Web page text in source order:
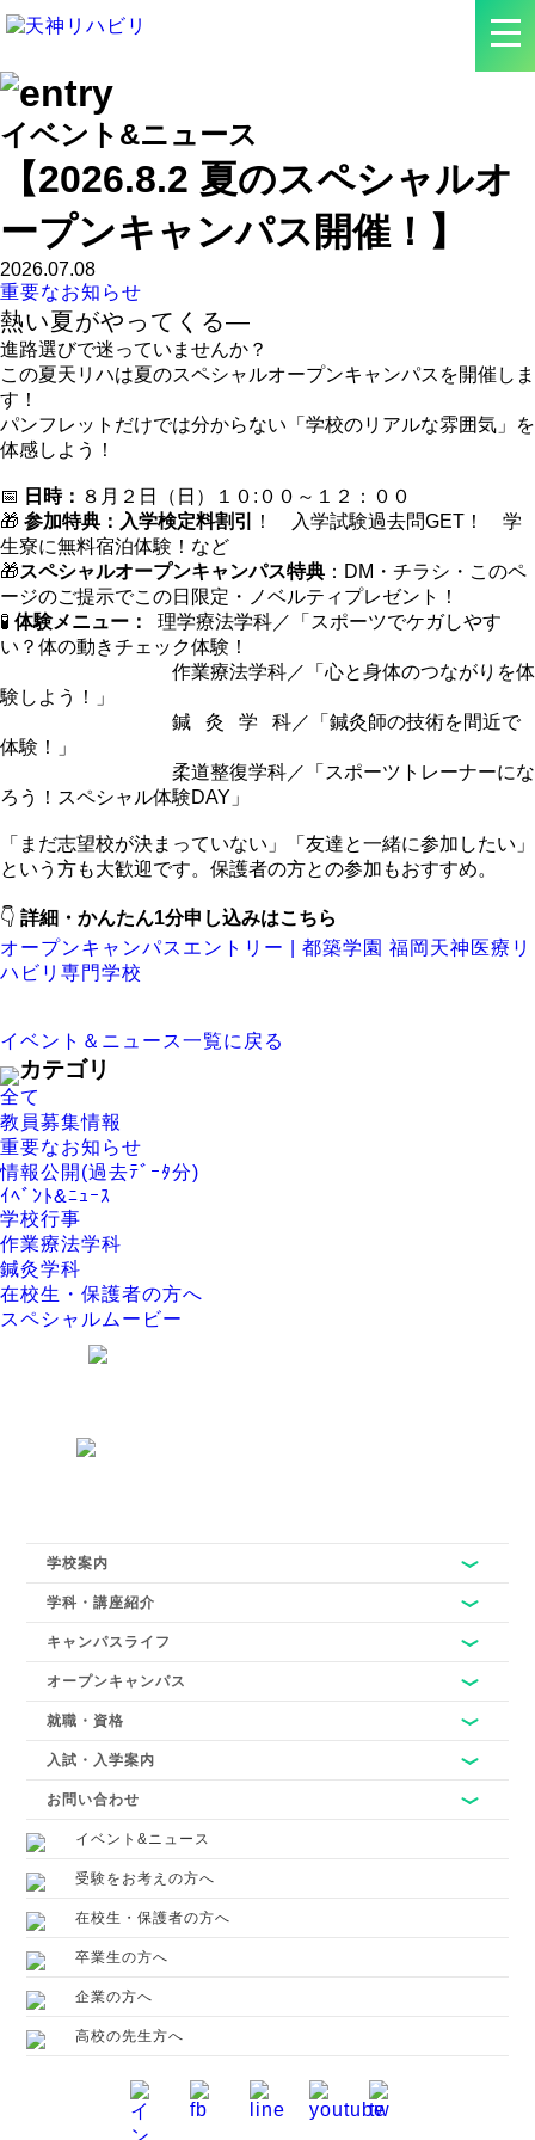
イベント&ニュース
【2026.8.2 夏のスペシャルオ
ープンキャンパス開催！】
2026.07.08
重要なお知らせ
熱い夏がやってくる—
進路選びで迷っていませんか？
この夏天リハは夏のスペシャルオープンキャンパスを開催しま
す！
パンフレットだけでは分からない「学校のリアルな雰囲気」を
体感しよう！
📅 日時： ８月２日（日）１０:００～１２：００
🎁 参加特典：入学検定料割引
！ 入学試験過去問GET！ 学
生寮に無料宿泊体験！など
🎁スペシャルオープンキャンパス特典 ：DM・チラシ・このペ
ージのご提示でこの日限定・ノベルティプレゼント！
🧪 体験メニュー： 理学療法学科／「スポーツでケガしやす
い？体の動きチェック体験！
作業療法学科／「心と身体のつながりを体
験しよう！」
鍼 灸 学 科／「鍼灸師の技術を間近で
体験！」
柔道整復学科／「スポーツトレーナーにな
ろう！スペシャル体験DAY」
「まだ志望校が決まっていない」「友達と一緒に参加したい」
という方も大歓迎です。保護者の方との参加もおすすめ。
👇 詳細・かんたん1分申し込みはこちら
オープンキャンパスエントリー | 都築学園 福岡天神医療リ
ハビリ専門学校
イベント＆ニュース一覧に戻る
カテゴリ
全て
教員募集情報
重要なお知らせ
情報公開(過去ﾃﾞｰﾀ分)
ｲﾍﾞﾝﾄ&ﾆｭｰｽ
学校行事
作業療法学科
鍼灸学科
在校生・保護者の方へ
スペシャルムービー
学校案内
学科・講座紹介
キャンパスライフ
オープンキャンパス
就職・資格
入試・入学案内
お問い合わせ
イベント&ニュース
受験をお考えの方へ
在校生・保護者の方へ
卒業生の方へ
企業の方へ
高校の先生方へ